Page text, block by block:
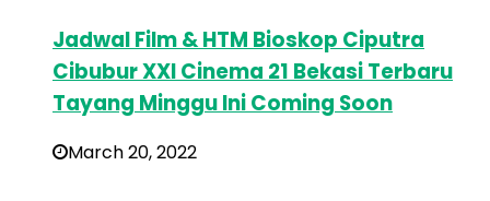
Jadwal Film & HTM Bioskop Ciputra
Cibubur XXI Cinema 21 Bekasi Terbaru
Tayang Minggu Ini Coming Soon
March 20, 2022